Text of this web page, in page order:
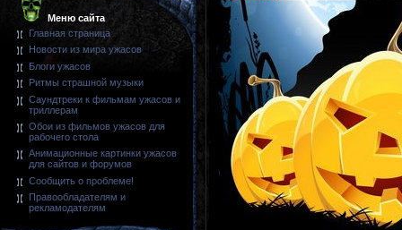
Меню сайта
Главная страница
Новости из мира ужасов
Блоги ужасов
Ритмы страшной музыки
Саундтреки к фильмам ужасов и
триллерам
Обои из фильмов ужасов для
рабочего стола
Анимационные картинки ужасов
для сайтов и форумов
Сообщить о проблеме!
Правообладателям и
рекламодателям